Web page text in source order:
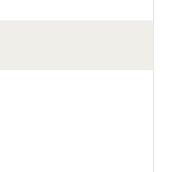
わたりお客様のご要望以上のサ
ています。